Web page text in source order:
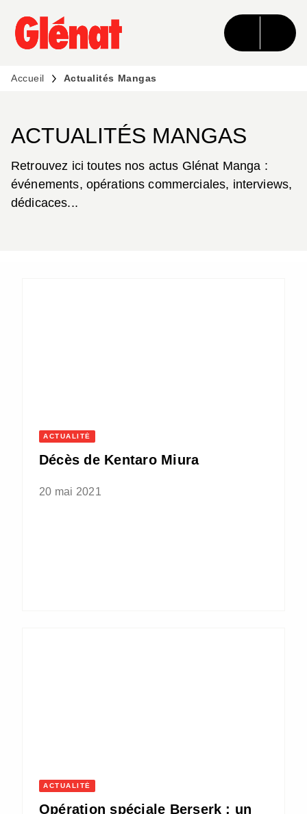
MENU RECHERCHE CONTENU
PIED DE PAGE
Accueil Actualités Mangas
ACTUALITÉS MANGAS
Retrouvez ici toutes nos actus Glénat Manga :
événements, opérations commerciales, interviews,
dédicaces...
ACTUALITÉ
Décès de Kentaro Miura
20 mai 2021
ACTUALITÉ
Opération spéciale Berserk : un